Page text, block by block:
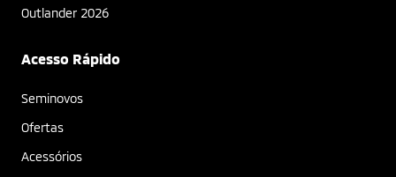
Outlander 2026
Acesso Rápido
Seminovos
Ofertas
Acessórios